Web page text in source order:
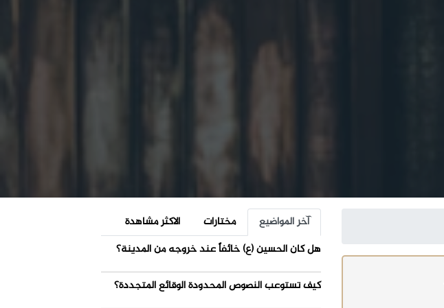
آخر المواضيع مختارات
الاكثر مشاهدة
هل كان الحسين (ع) خائفاً عند خروجه من المدينة؟
كيف تستوعب النصوص المحدودة الوقائع المتجددة؟